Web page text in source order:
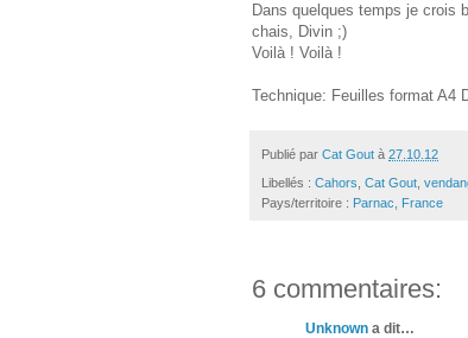
Dans quelques temps je crois
chais, Divin ;)
Voilà ! Voilà !
Technique: Feuilles format A4
Publié par Cat Gout à 27.10.12
Libellés : Cahors Cat Gout
Pays/territoire : Parnac, France
6 commentaires:
Unknown a dit…